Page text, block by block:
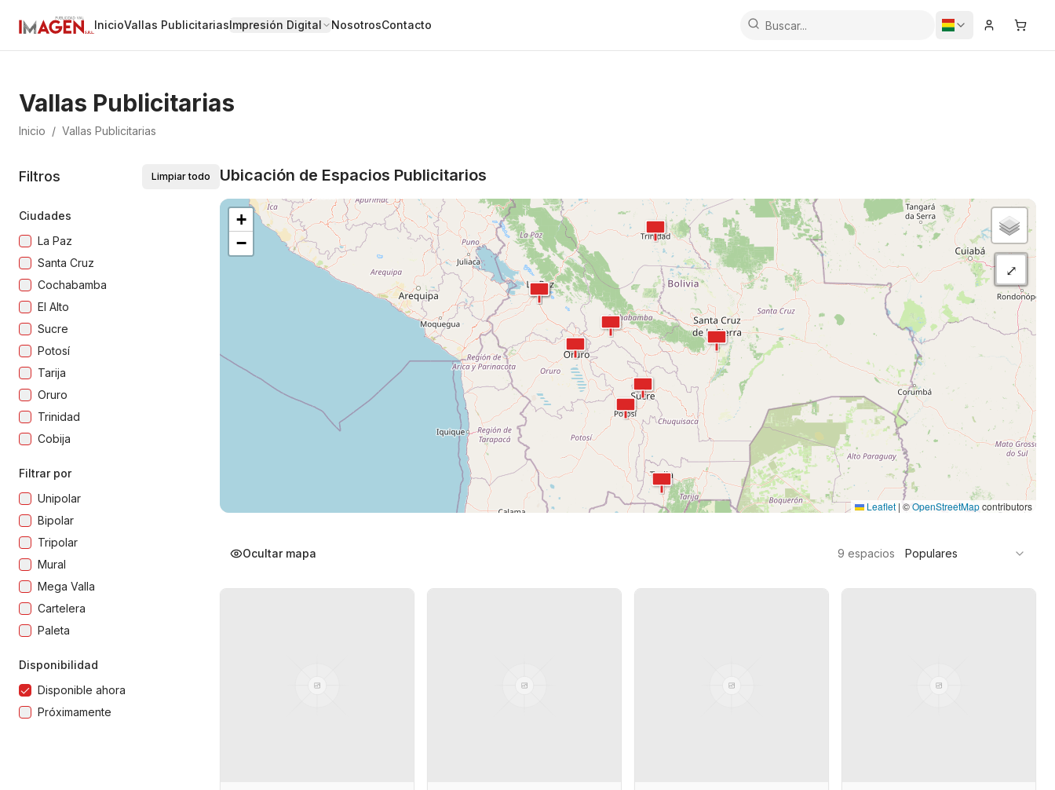
InicioVallas PublicitariasImpresión Digital NosotrosContacto Iniciar
Vallas Publicitarias
Inicio / Vallas Publicitarias
Filtros Limpiar todo
Ciudades
La Paz
Santa Cruz
Cochabamba
El Alto
Sucre
Potosí
Tarija
Oruro
Trinidad
Cobija
Filtrar por
Unipolar
Bipolar
Tripolar
Mural
Mega Valla
Cartelera
Paleta
Disponibilidad
Disponible ahora
Próximamente
Ubicación de Espacios Publicitarios
+
−
⤢
Leaflet | ©OpenStreetMapcontributors
Ocultar mapa 9 espacios Populares